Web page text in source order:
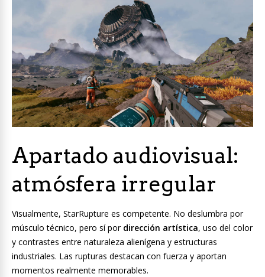
Apartado audiovisual:
atmósfera irregular
Visualmente, StarRupture es competente. No deslumbra por
músculo técnico, pero sí por dirección artística, uso del color
y contrastes entre naturaleza alienígena y estructuras
industriales. Las rupturas destacan con fuerza y aportan
momentos realmente memorables.